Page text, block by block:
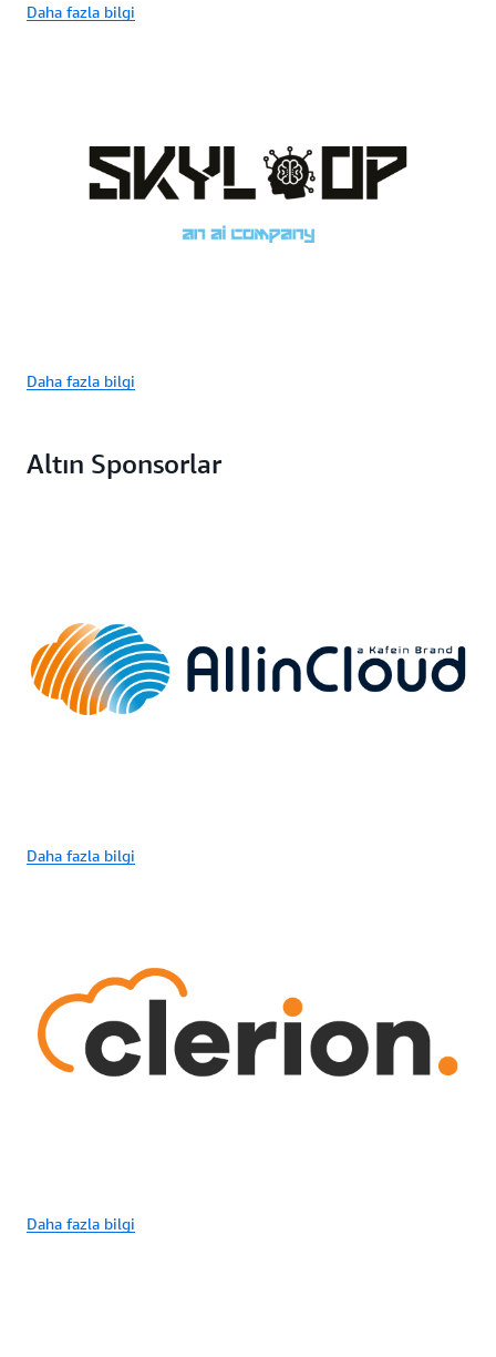
Daha fazla bilgi
Daha fazla bilgi
Altın Sponsorlar
Daha fazla bilgi
Daha fazla bilgi